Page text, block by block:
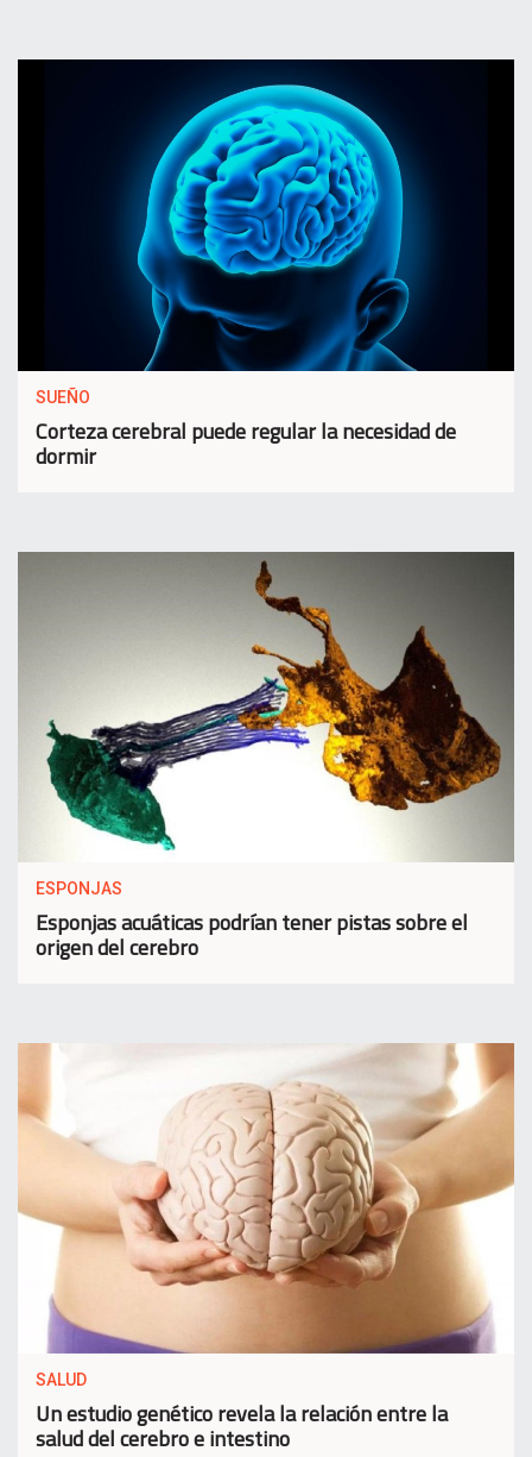
SUEÑO
Corteza cerebral puede regular la necesidad de
dormir
ESPONJAS
Esponjas acuáticas podrían tener pistas sobre el
origen del cerebro
SALUD
Un estudio genético revela la relación entre la
salud del cerebro e intestino